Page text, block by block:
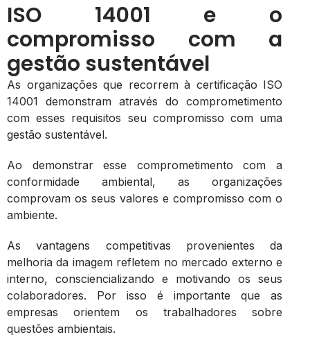
ISO 14001 e o
compromisso com a
gestão sustentável
As organizações que recorrem à certificação ISO
14001 demonstram através do comprometimento
com esses requisitos seu compromisso com uma
gestão sustentável.
Ao demonstrar esse comprometimento com a
conformidade ambiental, as organizações
comprovam os seus valores e compromisso com o
ambiente.
As vantagens competitivas provenientes da
melhoria da imagem refletem no mercado externo e
interno, consciencializando e motivando os seus
colaboradores. Por isso é importante que as
empresas orientem os trabalhadores sobre
questões ambientais.